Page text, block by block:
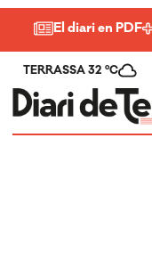
El diari en PDF
TERRASSA 32 ºC